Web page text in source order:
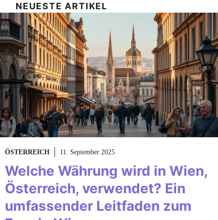
NEUESTE ARTIKEL
ÖSTERREICH 11. September 2025
Welche Währung wird in Wien,
Österreich, verwendet? Ein
umfassender Leitfaden zum